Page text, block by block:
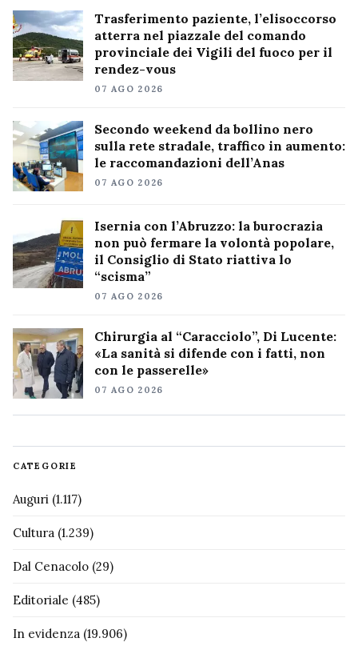
Trasferimento paziente, l’elisoccorso
atterra nel piazzale del comando
provinciale dei Vigili del fuoco per il
rendez-vous
07 AGO 2026
Secondo weekend da bollino nero
sulla rete stradale, traffico in aumento:
le raccomandazioni dell’Anas
07 AGO 2026
Isernia con l’Abruzzo: la burocrazia
non può fermare la volontà popolare,
il Consiglio di Stato riattiva lo
“scisma”
07 AGO 2026
Chirurgia al “Caracciolo”, Di Lucente:
«La sanità si difende con i fatti, non
con le passerelle»
07 AGO 2026
CATEGORIE
Auguri (1.117)
Cultura (1.239)
Dal Cenacolo (29)
Editoriale (485)
In evidenza (19.906)